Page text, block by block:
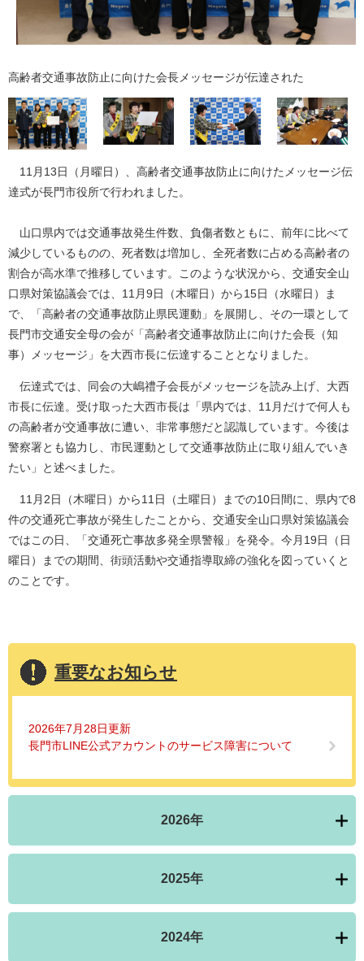
高齢者交通事故防止に向けた会長メッセージが伝達された
11月13日（月曜日）、高齢者交通事故防止に向けたメッセージ伝
達式が長門市役所で行われました。
山口県内では交通事故発生件数、負傷者数ともに、前年に比べて
減少しているものの、死者数は増加し、全死者数に占める高齢者の
割合が高水準で推移しています。このような状況から、交通安全山
口県対策協議会では、11月9日（木曜日）から15日（水曜日）ま
で、「高齢者の交通事故防止県民運動」を展開し、その一環として
長門市交通安全母の会が「高齢者交通事故防止に向けた会長（知
事）メッセージ」を大西市長に伝達することとなりました。
伝達式では、同会の大嶋禮子会長がメッセージを読み上げ、大西
市長に伝達。受け取った大西市長は「県内では、11月だけで何人も
の高齢者が交通事故に遭い、非常事態だと認識しています。今後は
警察署とも協力し、市民運動として交通事故防止に取り組んでいき
たい」と述べました。
11月2日（木曜日）から11日（土曜日）までの10日間に、県内で8
件の交通死亡事故が発生したことから、交通安全山口県対策協議会
ではこの日、「交通死亡事故多発全県警報」を発令。今月19日（日
曜日）までの期間、街頭活動や交通指導取締の強化を図っていくと
のことです。
重要なお知らせ
2026年7月28日更新
長門市LINE公式アカウントのサービス障害について
2026年
2025年
2024年